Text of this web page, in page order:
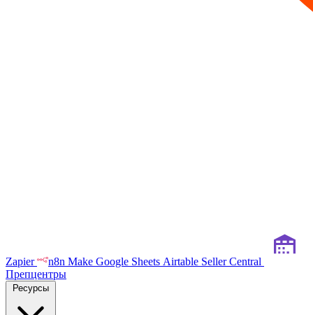
Zapier n8n Make Google Sheets Airtable Seller Central
Препцентры